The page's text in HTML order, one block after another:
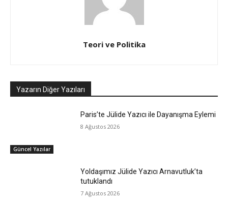
Teori ve Politika
Yazarın Diğer Yazıları
Güncel Yazılar
Paris’te Jülide Yazıcı ile Dayanışma Eylemi
8 Ağustos 2026
Yoldaşımız Jülide Yazıcı Arnavutluk’ta
tutuklandı
7 Ağustos 2026